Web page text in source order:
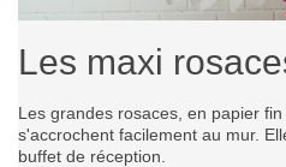
Les maxi
Les grandes rosaces, en papier
s'accrochent facilement au mur.
buffet de réception.